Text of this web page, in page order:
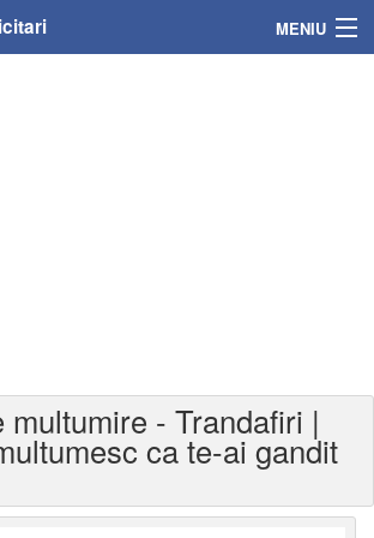
MENIU
multumire - Trandafiri |
ca te-ai gandit